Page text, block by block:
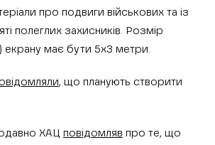
про подвиги військових та із
полеглих захисників. Розмір
екрану має бути 5х3 метри.
, що планують створити
ХАЦ повідомляв про те, що